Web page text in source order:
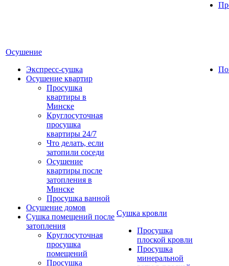
Осушение
Экспресс-сушка
Осушение квартир
Просушка
квартиры в
Минске
Круглосуточная
просушка
квартиры 24/7
Что делать, если
затопили соседи
Осушение
квартиры после
затопления в
Минске
Просушка ванной
Осушение домов
Сушка помещений после
затопления
Круглосуточная
просушка
помещений
Просушка
Сушка кровли
Просушка
плоской кровли
Просушка
минеральной